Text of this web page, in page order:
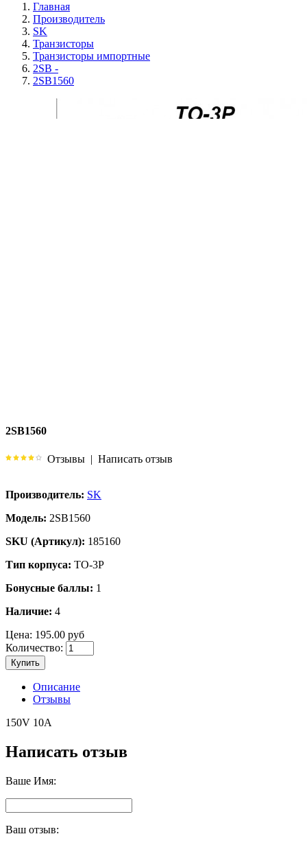
Главная
Производитель
SK
Транзисторы
Транзисторы импортные
2SB -
2SB1560
2SB1560
Отзывы | Написать отзыв
Производитель: SK
Модель: 2SB1560
SKU (Артикул): 185160
Тип корпуса: TO-3P
Бонусные баллы: 1
Наличие: 4
Цена: 195.00 руб
Количество:
Купить
Описание
Отзывы
150V 10A
Написать отзыв
Ваше Имя:
Ваш отзыв: